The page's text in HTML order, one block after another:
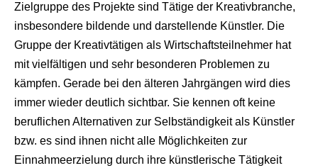
Zielgruppe des Projekte sind Tätige der Kreativbranche,
insbesondere bildende und darstellende Künstler. Die
Gruppe der Kreativtätigen als Wirtschaftsteilnehmer hat
mit vielfältigen und sehr besonderen Problemen zu
kämpfen. Gerade bei den älteren Jahrgängen wird dies
immer wieder deutlich sichtbar. Sie kennen oft keine
beruflichen Alternativen zur Selbständigkeit als Künstler
bzw. es sind ihnen nicht alle Möglichkeiten zur
Einnahmeerzielung durch ihre künstlerische Tätigkeit